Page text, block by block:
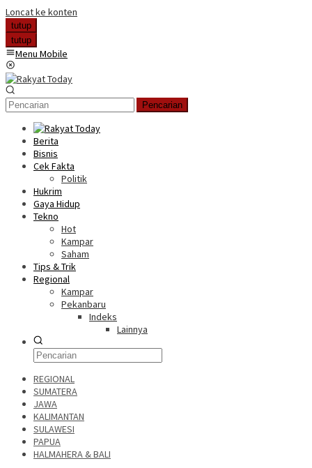
Loncat ke konten
tutup
tutup
Menu Mobile
Pencarian
Berita
Bisnis
Cek Fakta
Politik
Hukrim
Gaya Hidup
Tekno
Hot
Kampar
Saham
Tips & Trik
Regional
Kampar
Pekanbaru
Indeks
Lainnya
REGIONAL
SUMATERA
JAWA
KALIMANTAN
SULAWESI
PAPUA
HALMAHERA & BALI